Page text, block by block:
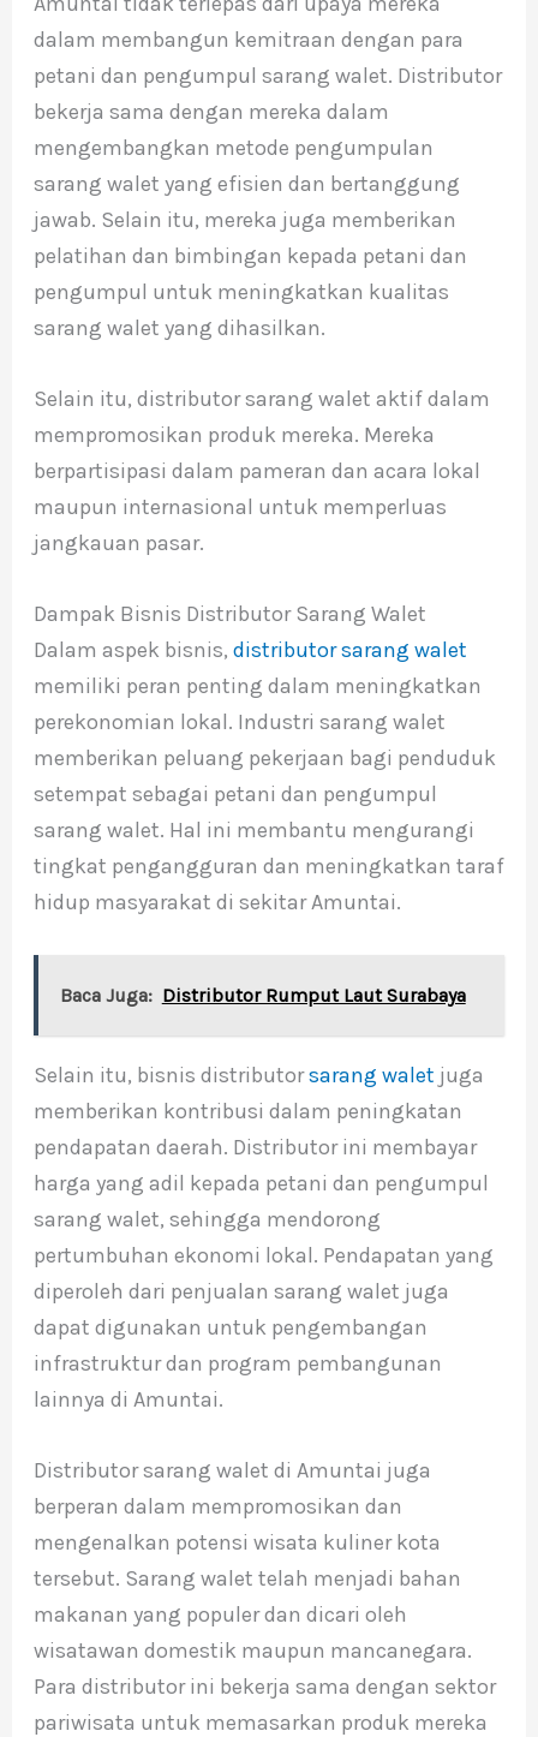
dalam membangun kemitraan dengan para
petani dan pengumpul sarang walet. Distributor
bekerja sama dengan mereka dalam
mengembangkan metode pengumpulan
sarang walet yang efisien dan bertanggung
jawab. Selain itu, mereka juga memberikan
pelatihan dan bimbingan kepada petani dan
pengumpul untuk meningkatkan kualitas
sarang walet yang dihasilkan.
Selain itu, distributor sarang walet aktif dalam
mempromosikan produk mereka. Mereka
berpartisipasi dalam pameran dan acara lokal
maupun internasional untuk memperluas
jangkauan pasar.
Dampak Bisnis Distributor Sarang Walet
Dalam aspek bisnis, distributor sarang walet
memiliki peran penting dalam meningkatkan
perekonomian lokal. Industri sarang walet
memberikan peluang pekerjaan bagi penduduk
setempat sebagai petani dan pengumpul
sarang walet. Hal ini membantu mengurangi
tingkat pengangguran dan meningkatkan taraf
hidup masyarakat di sekitar Amuntai.
Baca Juga: Distributor Rumput Laut Surabaya
Selain itu, bisnis distributorsarang walet juga
memberikan kontribusi dalam peningkatan
pendapatan daerah. Distributor ini membayar
harga yang adil kepada petani dan pengumpul
sarang walet, sehingga mendorong
pertumbuhan ekonomi lokal. Pendapatan yang
diperoleh dari penjualan sarang walet juga
dapat digunakan untuk pengembangan
infrastruktur dan program pembangunan
lainnya di Amuntai.
Distributor sarang walet di Amuntai juga
berperan dalam mempromosikan dan
mengenalkan potensi wisata kuliner kota
tersebut. Sarang walet telah menjadi bahan
makanan yang populer dan dicari oleh
wisatawan domestik maupun mancanegara.
Para distributor ini bekerja sama dengan sektor
pariwisata untuk memasarkan produk mereka